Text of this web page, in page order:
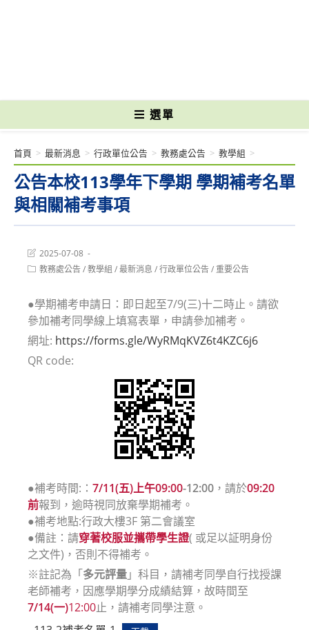
選單
公告本校113學年下學期 學期補考名單
與相關補考事項
首頁 > 最新消息 > 行政單位公告 > 教務處公告 > 教學組 >
Post
last
modified:
2025-07-08
Post教務處公告/教學組 /最新消息 /行政單位公告/重要公告
●學期補考申請日：即日起至7/9(三)十二時止。請欲
參加補考同學線上填寫表單，申請參加補考。
網址: https://forms.gle/WyRMqKVZ6t4KZC6j6
QR code:
●補考時間:： 7/11(五)上午09:00-12:00 ，請於09:20
前報到，逾時視同放棄學期補考。
●補考地點:行政大樓3F 第二會議室
●備註：請穿著校服並攜帶學生證( 或足以証明身份
之文件)，否則不得補考。
※註記為「多元評量」科目，請補考同學自行找授課
老師補考，因應學期學分成績結算，故時間至
7/14(一)12:00止，請補考同學注意。